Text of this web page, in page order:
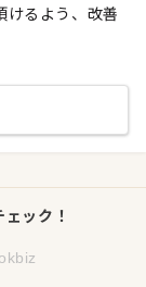
けるよう、改善
ック！